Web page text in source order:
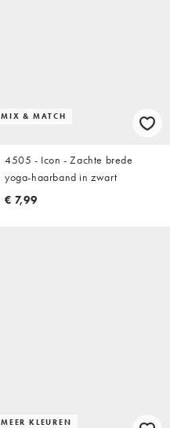
MIX & MATCH
4505 - Icon - Zachte brede
yoga-haarband in zwart
€ 7,99
MEER KLEUREN